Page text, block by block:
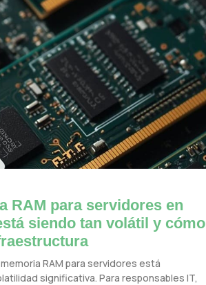
RAM para servidores en
siendo tan volátil y cómo
RAM para servidores está
significativa. Para responsables IT,